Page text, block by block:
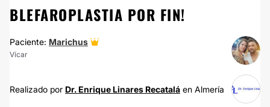
BLEFAROPLASTIA POR FIN!
Paciente: Marichus
Vícar
Realizado por Dr. Enrique Linares Recatalá en Almería